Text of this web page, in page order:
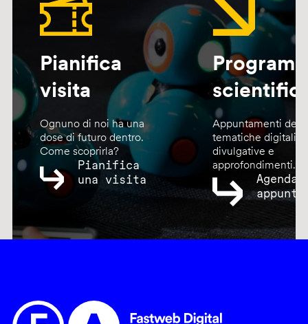
Pianifica
visita
Ognuno di noi ha una
dose di futuro dentro.
Come scoprirla?
Pianifica
una visita
Appuntamenti
tematiche digitali,
divulgative e
approfondimenti.
Agenda